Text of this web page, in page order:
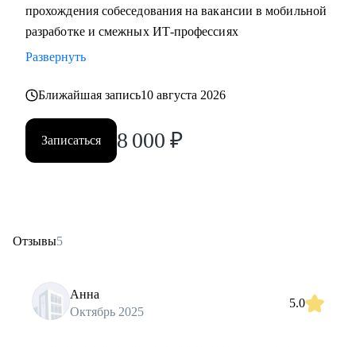
прохождения собеседования на вакансии в мобильной
разработке и смежных ИТ-профессиях
Развернуть
Ближайшая запись10 августа 2026
Записаться 8 000 ₽
Отзывы5
Анна
Октябрь 2025
5.0